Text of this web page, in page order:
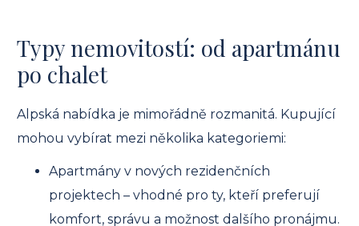
Typy nemovitostí: od apartmánu
po chalet
Alpská nabídka je mimořádně rozmanitá. Kupující
mohou vybírat mezi několika kategoriemi:
Apartmány v nových rezidenčních
projektech – vhodné pro ty, kteří preferují
komfort, správu a možnost dalšího pronájmu.